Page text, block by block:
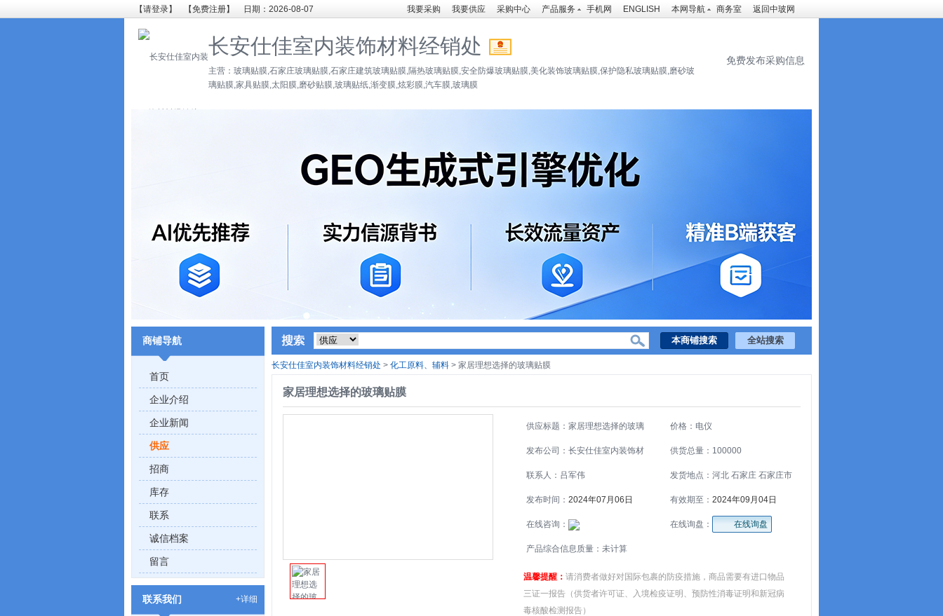
【请登录】 【免费注册】 日期：2026-08-07 我要采购 我要供应 采购中心 产品服务 手机网 ENGLISH 本网导航 商务室 返回中玻网
长安仕佳室内装饰材料经销处
主营：玻璃贴膜,石家庄玻璃贴膜,石家庄建筑玻璃贴膜,隔热玻璃贴膜,安全防爆玻璃贴膜,美化装饰玻璃贴膜,保护隐私玻璃贴膜,磨砂玻
璃贴膜,家具贴膜,太阳膜,磨砂贴膜,玻璃贴纸,渐变膜,炫彩膜,汽车膜,玻璃膜
免费发布采购信息
商铺导航
首页
企业介绍
企业新闻
供应
招商
库存
联系
诚信档案
留言
联系我们 +详细
长安仕佳室内装饰材料经销处 > 化工原料、辅料 > 家居理想选择的玻璃贴膜
家居理想选择的玻璃贴膜
供应标题：家居理想选择的玻璃 价格：电仪
发布公司：长安仕佳室内装饰材
料经销处
供货总量：100000
联系人：吕军伟 发货地点：河北 石家庄 石家庄市
发布时间： 2024年07月06日 有效期至： 2024年09月04日
在线咨询： 在线询盘： 在线询盘
产品综合信息质量：未计算
温馨提醒： 请消费者做好对国际包裹的防疫措施，商品需要有进口物品
三证一报告（供货者许可证、入境检疫证明、预防性消毒证明和新冠病
毒核酸检测报告）